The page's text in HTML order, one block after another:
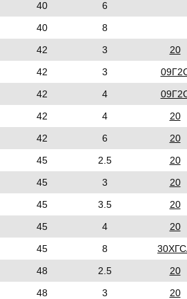
40
6
40
8
42 3
20
42 3
42 4
42 4
20
42 6
20
45 2.5
20
45 3
20
45 3.5
20
45 4
20
45 8
48 2.5
20
48 3
20